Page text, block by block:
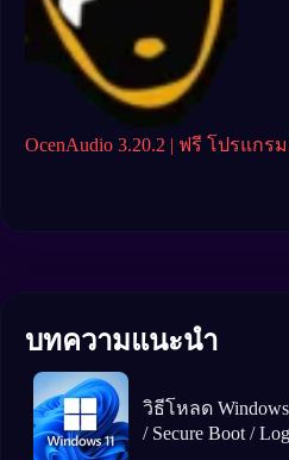
OcenAudio 3.20.2 | ฟรี โปรแกร
บทความแนะนำ
วิธีโหลด
/ Secure Boot /